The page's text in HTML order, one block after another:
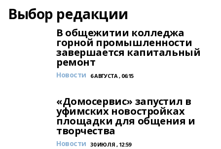
Выбор редакции
В общежитии колледжа
горной промышленности
завершается капитальный
ремонт
Новости 6 АВГУСТА , 06:15
«Домосервис» запустил в
уфимских новостройках
площадки для общения и
творчества
Новости 30 ИЮЛЯ , 12:59